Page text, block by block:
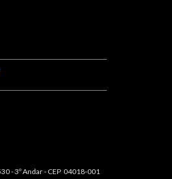
- 3º Andar - CEP 04018-001